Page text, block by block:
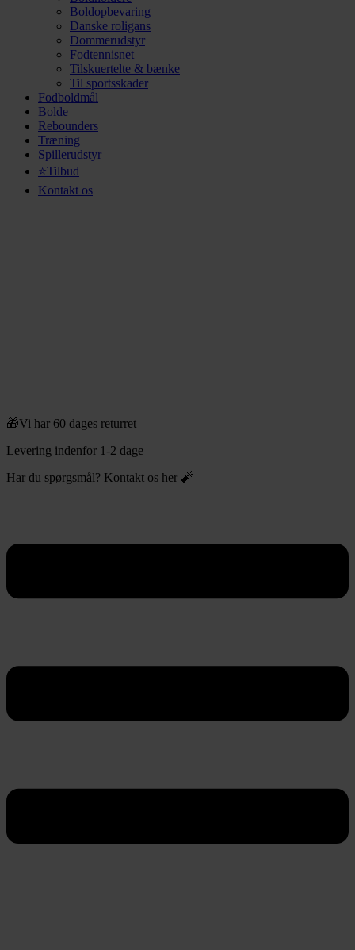
Boldopbevaring
Danske roligans
Dommerudstyr
Fodtennisnet
Tilskuertelte & bænke
Til sportsskader
Fodboldmål
Bolde
Rebounders
Træning
Spillerudstyr
⭐Tilbud
Kontakt os
🎁Vi har 60 dages returret
Levering indenfor 1-2 dage
Har du spørgsmål? Kontakt os her 🧨